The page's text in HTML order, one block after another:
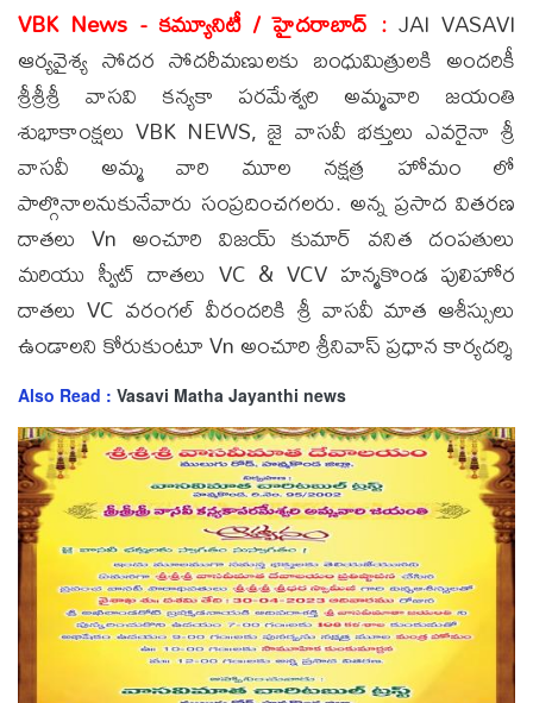
VBK News - కమ్యూనిటీ / హైదరాబాద్ : JAI VASAVI
ఆర్యవైశ్య సోదర సోదరీమణులకు బంధుమిత్రులకి అందరికీ
శ్రీశ్రీశ్రీ వాసవి కన్యకా పరమేశ్వరి అమ్మవారి జయంతి
శుభాకాంక్షలు VBK NEWS, జై వాసవీ భక్తులు ఎవరైనా శ్రీ
వాసవీ అమ్మ వారి మూల నక్షత్ర హోమం లో
పాల్గొనాలనుకునేవారు సంప్రదించగలరు. అన్న ప్రసాద వితరణ
దాతలు Vn అంచూరి విజయ్ కుమార్ వనిత దంపతులు
మరియు స్వీట్ దాతలు VC & VCV హన్మకొండ పులిహోర
దాతలు VC వరంగల్ వీరందరికి శ్రీ వాసవీ మాత ఆశీస్సులు
ఉండాలని కోరుకుంటూ Vn అంచూరి శ్రీనివాస్ ప్రధాన కార్యదర్శి
Also Read : Vasavi Matha Jayanthi news